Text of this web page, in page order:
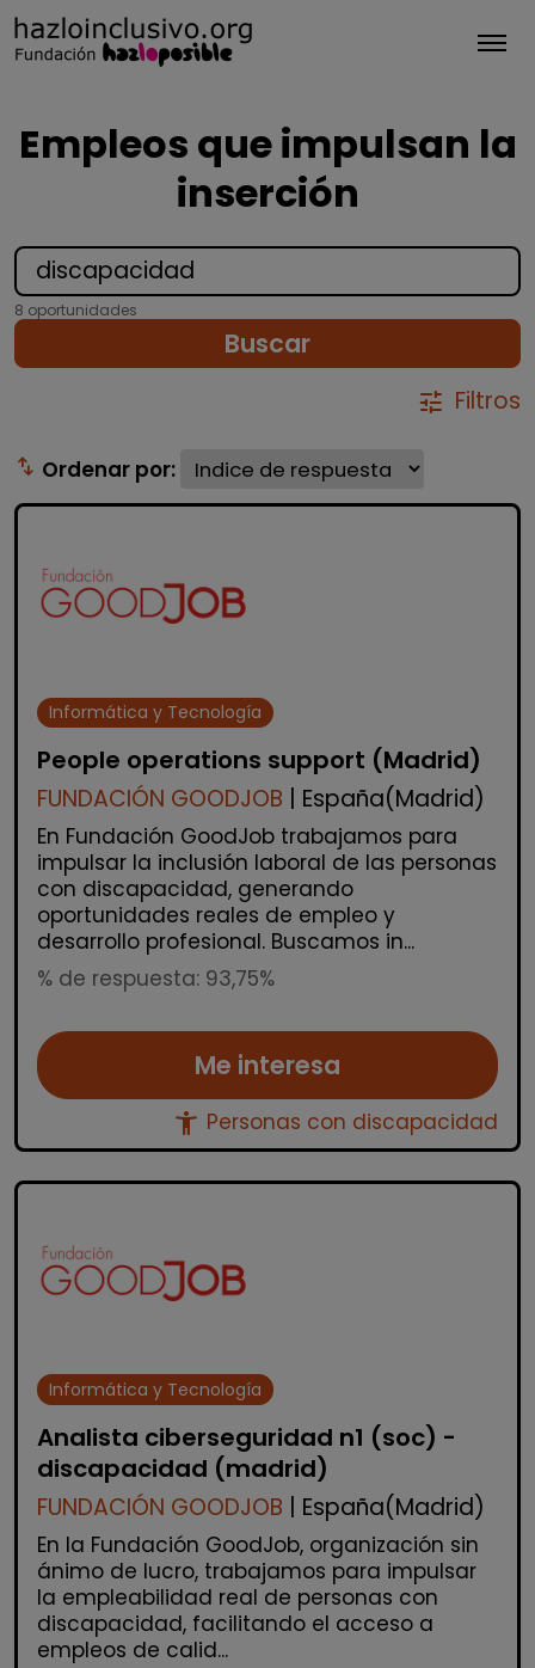
Empleos que impulsan la
inserción
8 oportunidades
Buscar
tune Filtros
swap_vert Ordenar por:
Informática y Tecnología
People operations support (Madrid)
FUNDACIÓN GOODJOB | España(Madrid)
En Fundación GoodJob trabajamos para
impulsar la inclusión laboral de las personas
con discapacidad, generando
oportunidades reales de empleo y
desarrollo profesional. Buscamos in...
% de respuesta: 93,75%
Me interesa
accessibility_new Personas con discapacidad
Informática y Tecnología
Analista ciberseguridad n1 (soc) -
discapacidad (madrid)
FUNDACIÓN GOODJOB | España(Madrid)
En la Fundación GoodJob, organización sin
ánimo de lucro, trabajamos para impulsar
la empleabilidad real de personas con
discapacidad, facilitando el acceso a
empleos de calid...